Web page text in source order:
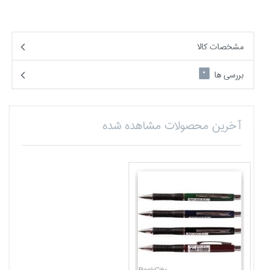
مشخصات کالا
بررسی ها
0
آخرین محصولات مشاهده شده